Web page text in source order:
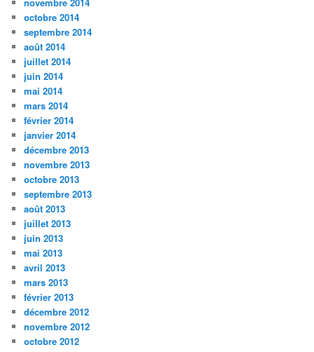
novembre 2014
octobre 2014
septembre 2014
août 2014
juillet 2014
juin 2014
mai 2014
mars 2014
février 2014
janvier 2014
décembre 2013
novembre 2013
octobre 2013
septembre 2013
août 2013
juillet 2013
juin 2013
mai 2013
avril 2013
mars 2013
février 2013
décembre 2012
novembre 2012
octobre 2012